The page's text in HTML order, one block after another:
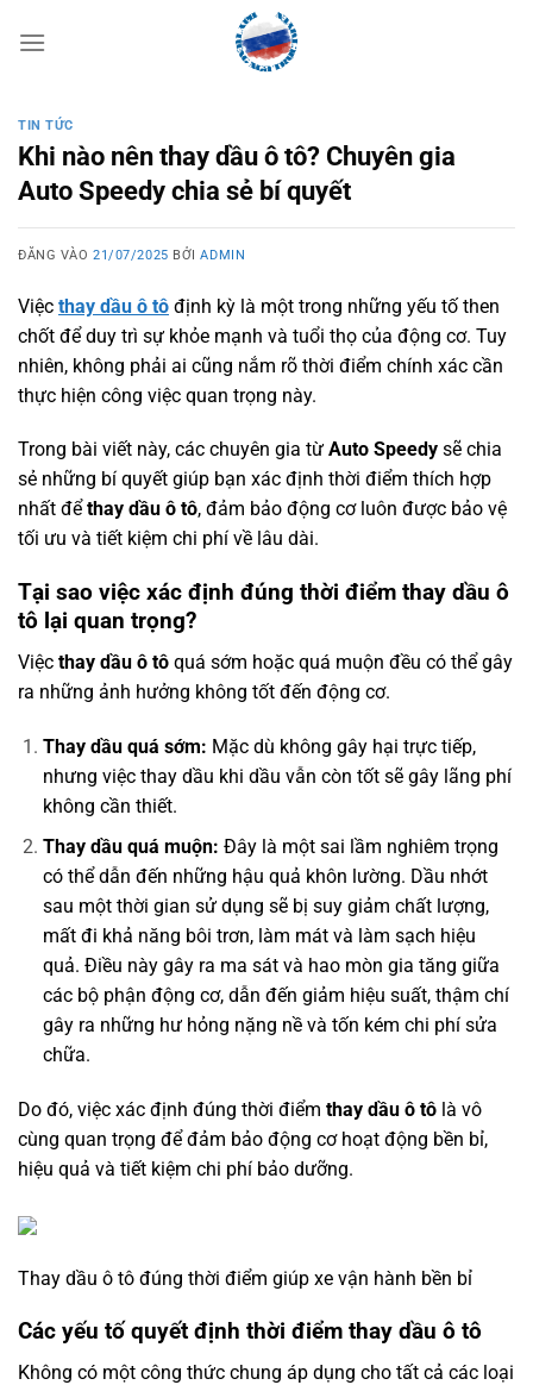
qua
TIN TỨC
Khi nào nên thay dầu ô tô? Chuyên gia
Auto Speedy chia sẻ bí quyết
ĐĂNG VÀO21/07/2025 BỞIADMIN
Việc thay dầu ô tô định kỳ là một trong những yếu tố then
chốt để duy trì sự khỏe mạnh và tuổi thọ của động cơ. Tuy
nhiên, không phải ai cũng nắm rõ thời điểm chính xác cần
thực hiện công việc quan trọng này.
Trong bài viết này, các chuyên gia từ Auto Speedy sẽ chia
sẻ những bí quyết giúp bạn xác định thời điểm thích hợp
nhất để thay dầu ô tô, đảm bảo động cơ luôn được bảo vệ
tối ưu và tiết kiệm chi phí về lâu dài.
Tại sao việc xác định đúng thời điểm thay dầu ô
tô lại quan trọng?
Việc thay dầu ô tô quá sớm hoặc quá muộn đều có thể gây
ra những ảnh hưởng không tốt đến động cơ.
Thay dầu quá sớm: Mặc dù không gây hại trực tiếp,
nhưng việc thay dầu khi dầu vẫn còn tốt sẽ gây lãng phí
không cần thiết.
Thay dầu quá muộn: Đây là một sai lầm nghiêm trọng
có thể dẫn đến những hậu quả khôn lường. Dầu nhớt
sau một thời gian sử dụng sẽ bị suy giảm chất lượng,
mất đi khả năng bôi trơn, làm mát và làm sạch hiệu
quả. Điều này gây ra ma sát và hao mòn gia tăng giữa
các bộ phận động cơ, dẫn đến giảm hiệu suất, thậm chí
gây ra những hư hỏng nặng nề và tốn kém chi phí sửa
chữa.
Do đó, việc xác định đúng thời điểm thay dầu ô tô là vô
cùng quan trọng để đảm bảo động cơ hoạt động bền bỉ,
hiệu quả và tiết kiệm chi phí bảo dưỡng.
Thay dầu ô tô đúng thời điểm giúp xe vận hành bền bỉ
Các yếu tố quyết định thời điểm thay dầu ô tô
Không có một công thức chung áp dụng cho tất cả các loại